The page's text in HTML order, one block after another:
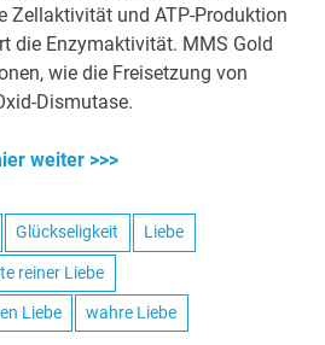
Zellaktivität und ATP-Produktion
die Enzymaktivität. MMS Gold
wie die Freisetzung von
Dismutase.
weiter >>>
Glückseligkeit Liebe
reiner Liebe
Liebe wahre Liebe